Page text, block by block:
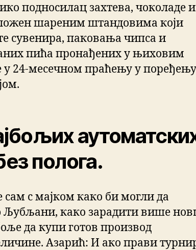
подносилац захтева, чоколаде и
шареним штандовима који
сувенира, паковања чипса и
пића пронађених у њиховим
у 24-месечном праћењу у
полога.
сам с мајком како би могли да
Љубљани, како зарадити више
да купи готов производ
Азарић: И ако прави